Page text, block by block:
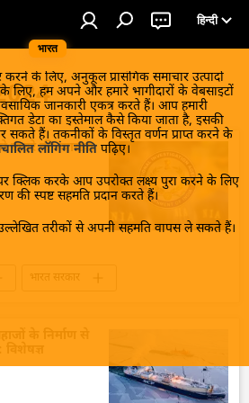
भारत
हिन्दी
करने के लिए, अनुकूल प्रासंगिक समाचार उत्पादों
लिए, हम अपने और हमारे भागीदारों के वेबसाइटों
जानकारी एकत्र करते हैं। आप हमारी
डेटा का इस्तेमाल कैसे किया जाता है, इसकी
सकते हैं। तकनीकों के विस्तृत वर्णन प्राप्त करने के
लॉगिंग नीति पढ़िए।
क्लिक करके आप उपरोक्त लक्ष्य पुरा करने के लिए
की स्पष्ट सहमति प्रदान करते हैं।
तरीकों से अपनी सहमति वापस ले सकते हैं।
खतरे की व्याख्या
भारत सरकार
आतंकी संगठन